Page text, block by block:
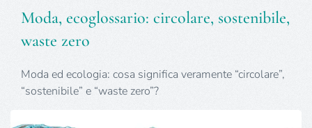
Moda, ecoglossario: circolare, sostenibile,
waste zero
Moda ed ecologia: cosa significa veramente “circolare”,
“sostenibile” e “waste zero”?